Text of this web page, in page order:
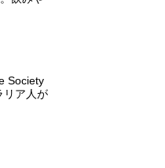
Society
リア人が